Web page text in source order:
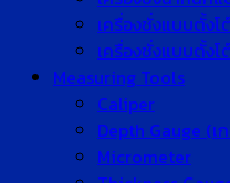
เครื่องชั่งแบบตั้งโ
เครื่องชั่งแบบตั้งโ
Measuring Tools
Caliper
Depth Gauge (เ
Micrometer